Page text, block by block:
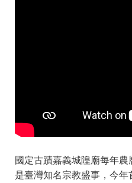
國定古蹟嘉義城隍廟每年
是臺灣知名宗教盛事，今